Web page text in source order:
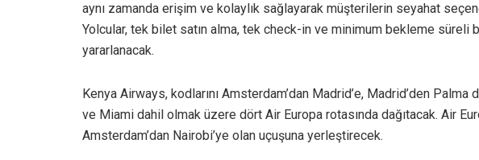
aynı zamanda erişim ve kolaylık sağlayarak müşterilerin seyahat
Yolcular, tek bilet satın alma, tek check-in ve minimum bekleme süreli
yararlanacak.
Kenya Airways, kodlarını Amsterdam’dan Madrid’e, Madrid’den Palma
ve Miami dahil olmak üzere dört Air Europa rotasında dağıtacak. Air
Amsterdam’dan Nairobi’ye olan uçuşuna yerleştirecek.